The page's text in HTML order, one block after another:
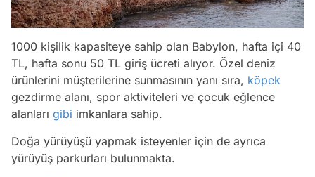
1000 kişilik kapasiteye sahip olan Babylon, hafta içi 40
TL, hafta sonu 50 TL giriş ücreti alıyor. Özel deniz
ürünlerini müşterilerine sunmasının yanı sıra, köpek
gezdirme alanı, spor aktiviteleri ve çocuk eğlence
alanları gibi imkanlara sahip.
Doğa yürüyüşü yapmak isteyenler için de ayrıca
yürüyüş parkurları bulunmakta.